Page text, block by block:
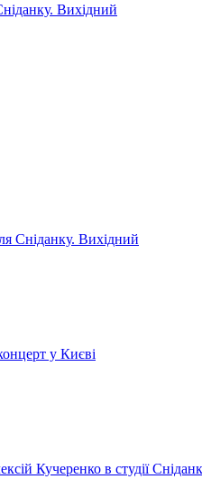
Вихідний
Сніданку. Вихідний
у Києві
Кучеренко в студії